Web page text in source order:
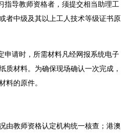
指导教师资格者，须提交相当助理工
者中级及其以上工人技术等级证书原
申请时，所需材料凡经网报系统电子
质材料。为确保现场确认一次完成，
料的原件。
由教师资格认定机构统一核查；港澳